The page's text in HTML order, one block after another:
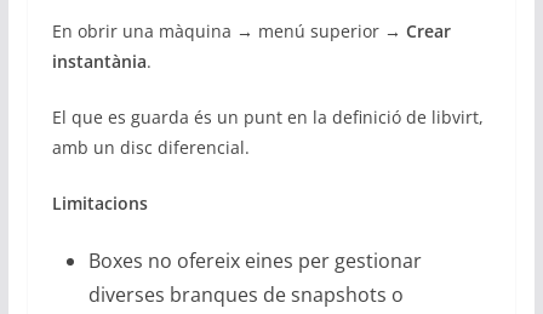
En obrir una màquina → menú superior → Crear
instantània.
El que es guarda és un punt en la definició de libvirt,
amb un disc diferencial.
Limitacions
Boxes no ofereix eines per gestionar
diverses branques de snapshots o